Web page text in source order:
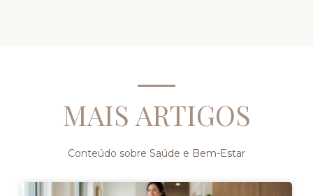
MAIS ARTIGOS
Conteúdo sobre Saúde e Bem-Estar